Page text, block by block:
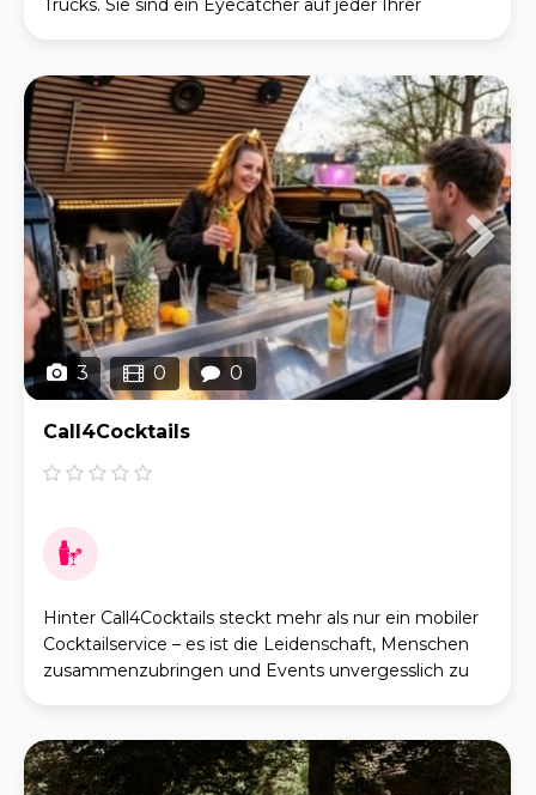
3 0 0
Call4Cocktails
Hinter Call4Cocktails steckt mehr als nur ein mobiler
Cocktailservice – es ist die Leidenschaft, Menschen
zusammenzubringen und Events unvergesslich zu